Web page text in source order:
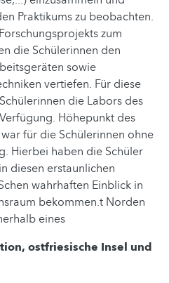
Praktikums zu beobachten.
zum
die Schülerinnen den
sowie
vertiefen. Für diese
die Labors des
Höhepunkt des
für die Schülerinnen ohne
Hierbei haben die Schüler
diesen erstaunlichen
wahrhaften Einblick in
bekommen.t Norden
eines
ostfriesische Insel und